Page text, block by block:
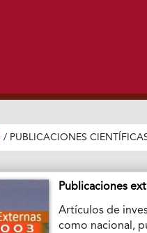
/ PUBLICACIONES
Publicaciones
Artículos de
como nacional,